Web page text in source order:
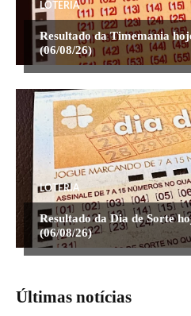
LOTERIA
Resultado da Timemania
(06/08/26)
LOTERIA
Resultado da Dia de Sorte
(06/08/26)
Últimas notícias